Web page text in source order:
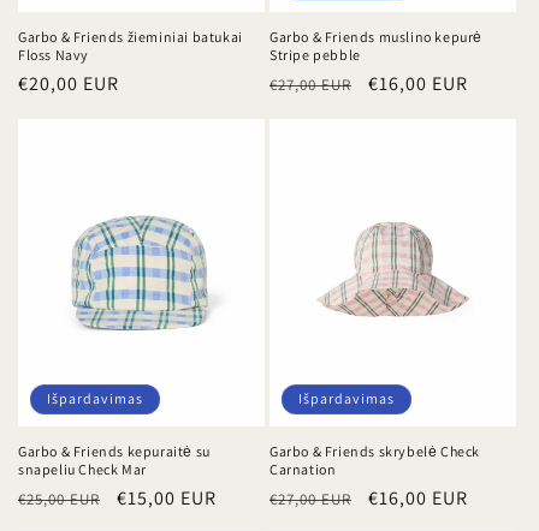
Garbo & Friends žieminiai batukai
Floss Navy
Įprasta
€20,00 EUR
Garbo & Friends muslino kepurė
Stripe pebble
Įprasta
€27,00 EUR
Išpardavimo
€16,00 EUR
Išpardavimas
Garbo & Friends kepuraitė su
snapeliu Check Mar
Įprasta
€25,00 EUR
Išpardavimo
€15,00 EUR
Išpardavimas
Garbo & Friends skrybelė Check
Carnation
Įprasta
€27,00 EUR
Išpardavimo
€16,00 EUR